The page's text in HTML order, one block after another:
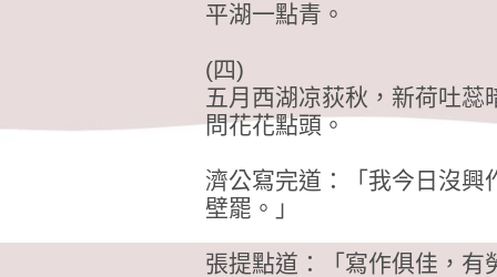
平湖一點青。
(四)
五月西湖凉荻秋，新荷吐蕊
問花花點頭。
濟公寫完道：「我今日沒興
壁罷。」
張提點道：「寫作俱佳，有